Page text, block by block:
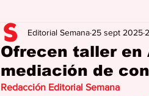
Ofrecen taller en
mediación de
Editorial Semana 25 sept 2025
Redacción Editorial Semana